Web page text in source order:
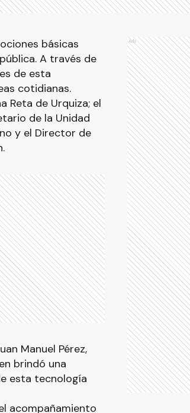
básicas
A través de
de esta
cotidianas.
Reta de Urquiza; el
de la Unidad
y el Director de
Manuel Pérez,
brindó una
esta tecnología
acompañamiento
Ads